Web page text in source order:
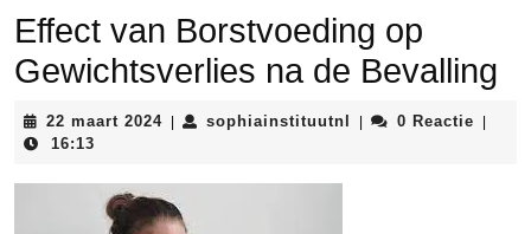
Effect van Borstvoeding op
Gewichtsverlies na de Bevalling
22 maart 202422
sophiainstituutnl sophiainstituutnl
0 Reactie
16:13